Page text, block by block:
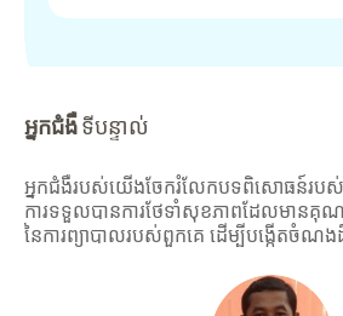
អ្នកជំងឺទីបន្ទាល់
អ្នកជំងឺរបស់យើងចែករំលែកបទពិសោធន៍រប
ការទទួលបានការថែទាំសុខភាពដែលមានគុ
នៃការព្យាបាលរបស់ពួកគេ ដើម្បីបង្កើតចំណ